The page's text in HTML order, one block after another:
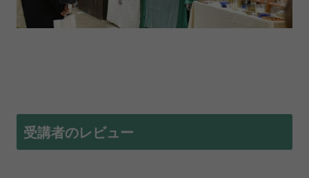
受講者のレビュー